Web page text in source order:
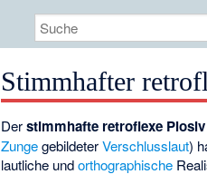
Stimmhafter
Derstimmhafte retroflexe Plosiv
ZungegebildeterVerschlusslaut)
lautliche undorthographische